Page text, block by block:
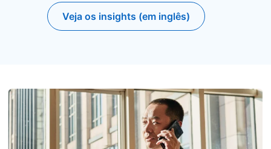
Veja os insights (em inglês)
opens in a new tab